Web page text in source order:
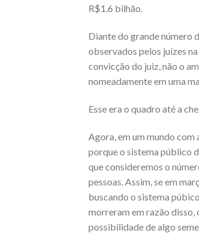
R$1.6 bilhão.
Diante do grande número
observados pelos juízes
convicção do juiz, não o
nomeadamente em uma
Esse era o quadro até a
Agora, em um mundo com
porqueo sistema público
que consideremos o
pessoas. Assim, se em
buscando o sistema
morreram em razão disso,
possibilidade de algo